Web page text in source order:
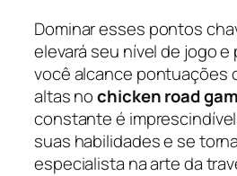
Dominar esses pontos
elevará seu nível de jogo e
você alcance pontuações
altas nochicken road
constante é
suas habilidades e se
especialista na arte da